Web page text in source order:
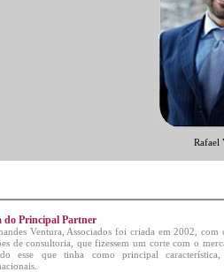
Rafael
do Principal Partner
Ventura, Associados foi criada em 2002,
de consultoria, que fizessem um corte com o
esse que tinha como principal